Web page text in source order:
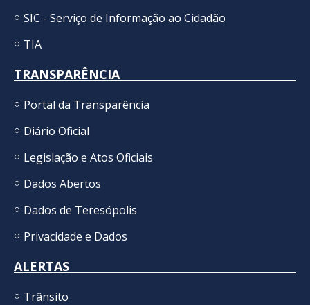
SIC - Serviço de Informação ao Cidadão
TIA
TRANSPARÊNCIA
Portal da Transparência
Diário Oficial
Legislação e Atos Oficiais
Dados Abertos
Dados de Teresópolis
Privacidade e Dados
ALERTAS
Trânsito